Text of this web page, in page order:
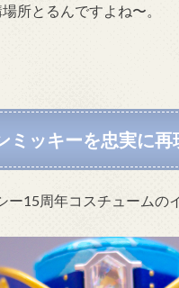
所とるんですよね〜。
ッキーを忠実に再
15周年コスチュームの